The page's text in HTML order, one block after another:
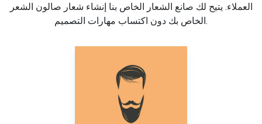
العملاء. يتيح لك صانع الشعار الخاص بنا إنشاء شعار صالون الشعر
الخاص بك دون اكتساب مهارات التصميم.